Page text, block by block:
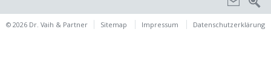
© 2026 Dr. Vaih & Partner Sitemap Impressum Datenschutzerklärung